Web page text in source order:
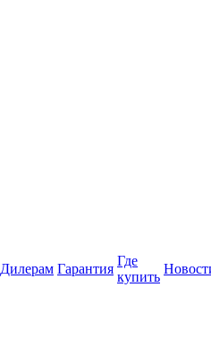
Дилерам Гарантия
Где
купить